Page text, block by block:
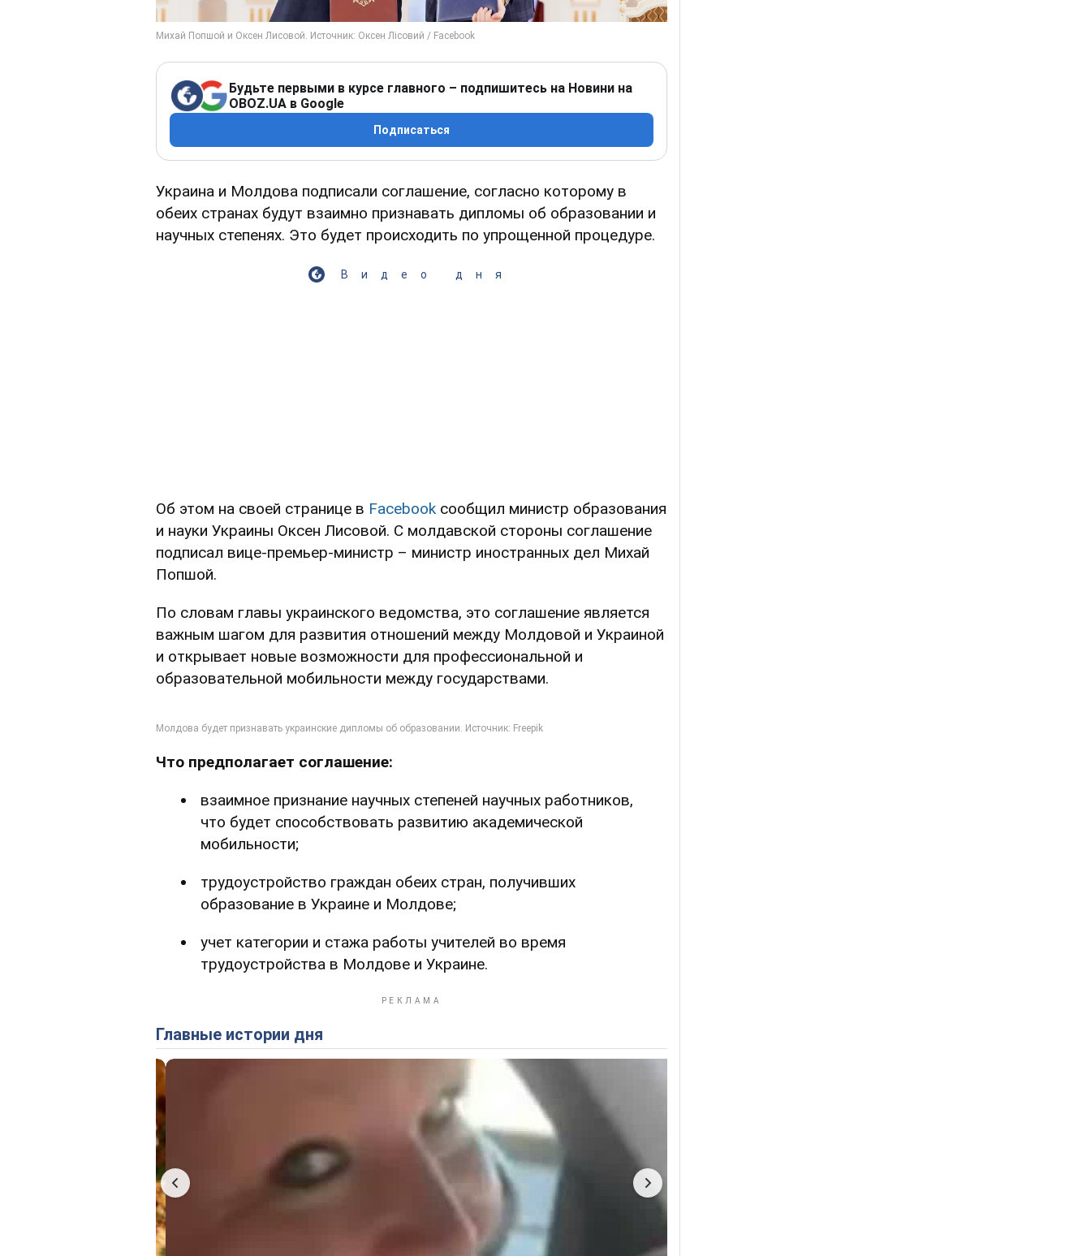
Будьте первыми в курсе главного – подпишитесь на Новини на
OBOZ.UA в Google
Подписаться
Украина и Молдова подписали соглашение, согласно которому в
обеих странах будут взаимно признавать дипломы об образовании и
научных степенях. Это будет происходить по упрощенной процедуре.
Видео дня
Об этом на своей странице в Facebook сообщил министр образования
и науки Украины Оксен Лисовой. С молдавской стороны соглашение
подписал вице-премьер-министр – министр иностранных дел Михай
Попшой.
По словам главы украинского ведомства, это соглашение является
важным шагом для развития отношений между Молдовой и Украиной
и открывает новые возможности для профессиональной и
образовательной мобильности между государствами.
Что предполагает соглашение:
взаимное признание научных степеней научных работников,
что будет способствовать развитию академической
мобильности;
трудоустройство граждан обеих стран, получивших
образование в Украине и Молдове;
учет категории и стажа работы учителей во время
трудоустройства в Молдове и Украине.
Главные истории дня